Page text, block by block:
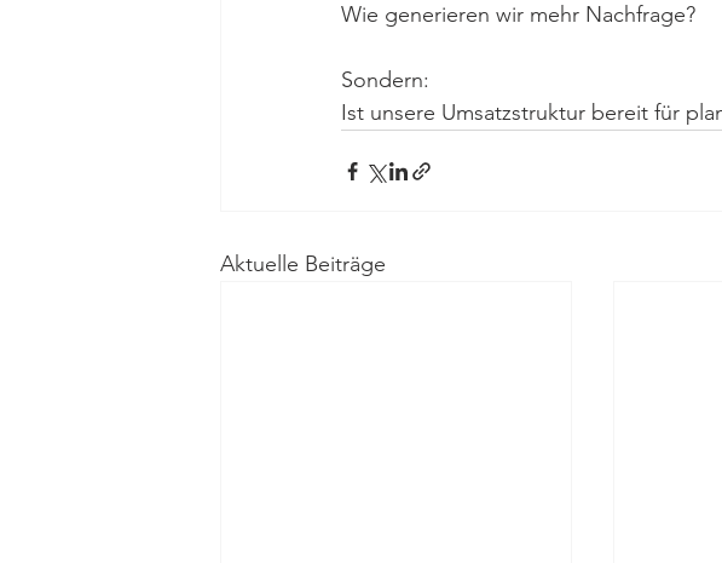
Wie generieren wir mehr Nachfrage?
Sondern:
Ist unsere Umsatzstruktur bereit für
Aktuelle Beiträge